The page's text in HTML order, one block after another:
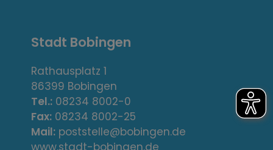
A
d
r
e
s
Stadt Bobingen
Rathausplatz 1
86399 Bobingen
Tel.: 08234 8002-0
Fax: 08234 8002-25
Mail: poststelle@bobingen.de
www.stadt-bobingen.de